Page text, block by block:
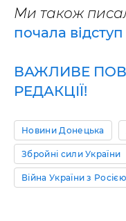
Ми також
почала відступ
ВАЖЛИВЕ
РЕДАКЦІЇ!
Новини Донецька
Збройні сили України
Війна України з Росією